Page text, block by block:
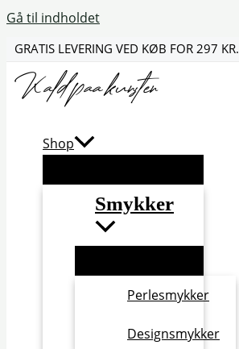
Gå til indholdet
GRATIS LEVERING VED KØB FOR 297 KR.
Shop
Smykker
Perlesmykker
Designsmykker